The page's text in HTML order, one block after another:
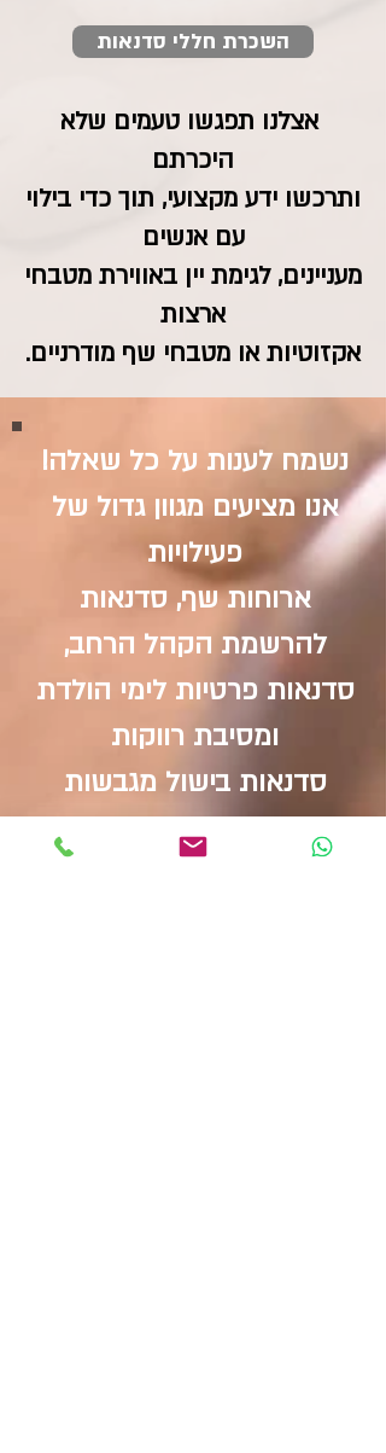
השכרת חללי סדנאות
אצלנו תפגשו טעמים שלא
היכרתם
ותרכשו ידע מקצועי, תוך כדי בילוי
עם אנשים
מעניינים, לגימת יין באווירת מטבחי
ארצות
אקזוטיות או מטבחי שף מודרניים.
נשמח לענות על כל שאלה!
אנו מציעים מגוון גדול של
פעילויות
ארוחות שף, סדנאות
להרשמת הקהל הרחב,
סדנאות פרטיות לימי הולדת
ומסיבת רווקות
סדנאות בישול מגבשות
לצוותי מנהלים ועובדים